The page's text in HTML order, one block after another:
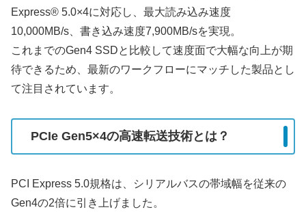
Express® 5.0×4に対応し、最大読み込み速度
10,000MB/s、書き込み速度7,900MB/sを実現。
これまでのGen4 SSDと比較して速度面で大幅な向上が期
待できるため、最新のワークフローにマッチした製品とし
て注目されています。
PCIe Gen5×4の高速転送技術とは？
PCI Express 5.0規格は、シリアルバスの帯域幅を従来の
Gen4の2倍に引き上げました。